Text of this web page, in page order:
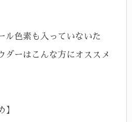
ル色素も入っていないた
ダーはこんな方にオススメ
】